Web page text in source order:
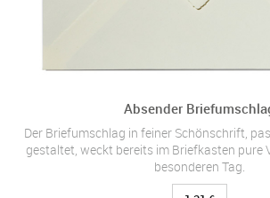
Absender
Der Briefumschlag in feiner Schönschrift,
gestaltet, weckt bereits im Briefkasten pure
besonderen Tag.